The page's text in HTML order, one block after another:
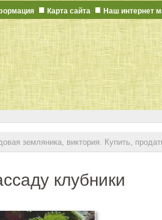
земляника, виктория. Купить,
клубники
Карта сайта Наш интернет